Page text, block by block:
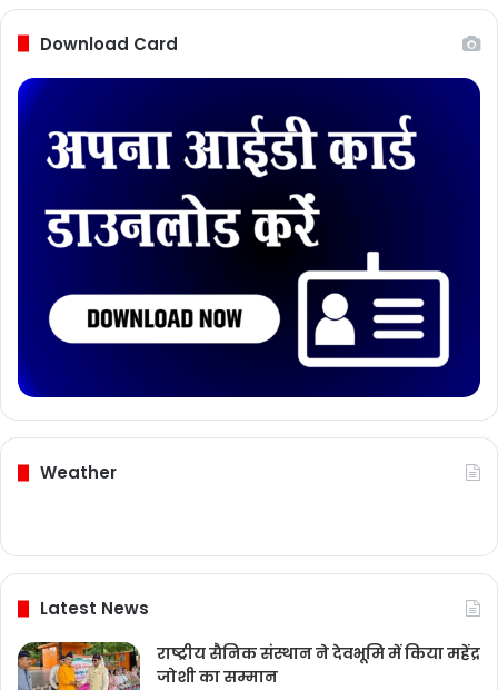
Download Card
Weather
Latest News
राष्ट्रीय सैनिक संस्थान ने देवभूमि में किया महेंद्र
जोशी का सम्मान